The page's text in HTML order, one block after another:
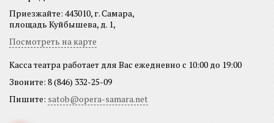
Приезжайте: 443010, г. Самара,
площадь Куйбышева, д. 1,
Посмотреть на карте
Касса театра работает для Вас ежедневно с 10:00 до 19:00
Звоните: 8 (846) 332-25-09
Пишите: satob@opera-samara.net